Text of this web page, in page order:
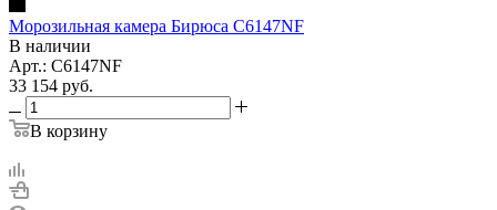
Морозильная камера Бирюса C6147NF
В наличии
Арт.: C6147NF
33 154 руб.
В корзину